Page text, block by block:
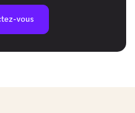
vous